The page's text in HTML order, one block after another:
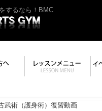
するなら！BMC
武術（護身術）復習動画